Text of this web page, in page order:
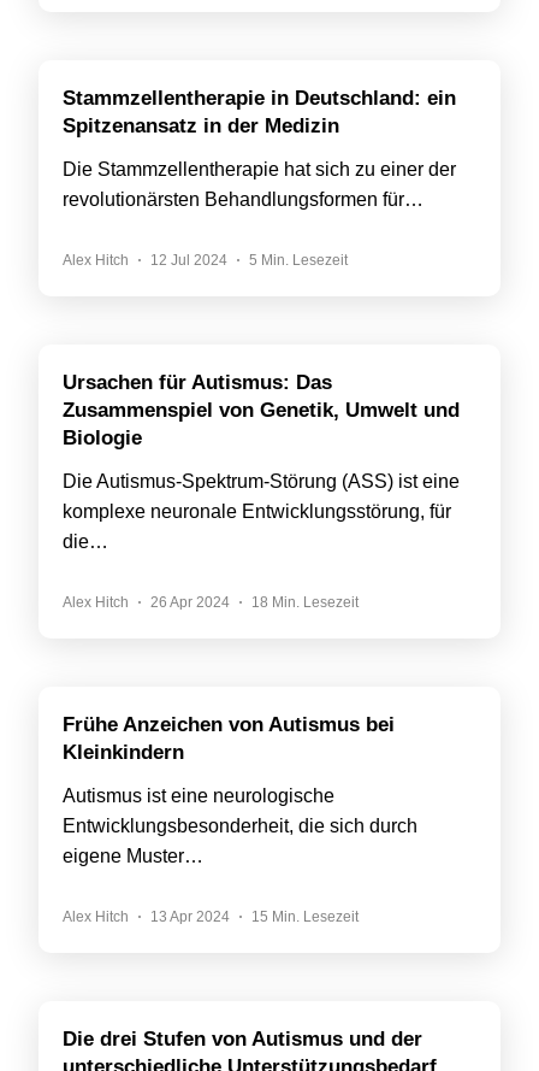
Stammzellentherapie in Deutschland: ein
Spitzenansatz in der Medizin
Die Stammzellentherapie hat sich zu einer der
revolutionärsten Behandlungsformen für…
Alex Hitch 12 Jul 2024 5 Min. Lesezeit
Ursachen für Autismus: Das
Zusammenspiel von Genetik, Umwelt und
Biologie
Die Autismus-Spektrum-Störung (ASS) ist eine
komplexe neuronale Entwicklungsstörung, für
die…
Alex Hitch 26 Apr 2024 18 Min. Lesezeit
Frühe Anzeichen von Autismus bei
Kleinkindern
Autismus ist eine neurologische
Entwicklungsbesonderheit, die sich durch
eigene Muster…
Alex Hitch 13 Apr 2024 15 Min. Lesezeit
Die drei Stufen von Autismus und der